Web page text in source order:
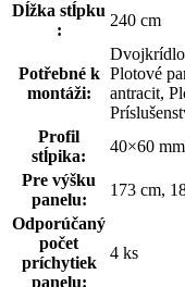
Dĺžka stĺpku
:
240 cm
Potřebné k
montáži:
Plotové
antracit,
Profil
stĺpika:
40×60 mm
Pre výšku
panelu:
173 cm,
Odporúčaný
počet
príchytiek
panelu:
4 ks